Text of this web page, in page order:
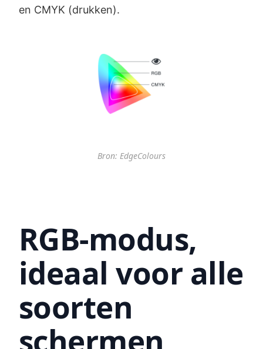
en CMYK (drukken).
Bron: EdgeColours
RGB-modus,
ideaal voor alle
soorten